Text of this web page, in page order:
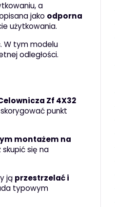
a
jako odporna
użytkowania.
W tym modelu
odległości.
Zf 4X32
punkt
montażem na
się na
ją przestrzelać i
typowym